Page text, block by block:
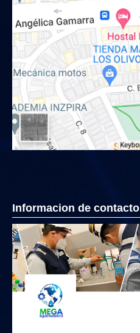
Informacion de contacto